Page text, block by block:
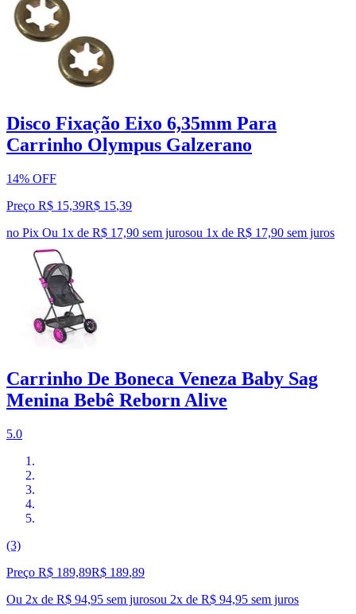
Disco Fixação Eixo 6,35mm Para
Carrinho Olympus Galzerano
14% OFF
Preço R$ 15,39R$ 15,39
no Pix Ou 1x de R$ 17,90 sem jurosou 1x de R$ 17,90 sem juros
Carrinho De Boneca Veneza Baby Sag
Menina Bebê Reborn Alive
5.0
(3)
Preço R$ 189,89R$ 189,89
Ou 2x de R$ 94,95 sem jurosou 2x de R$ 94,95 sem juros